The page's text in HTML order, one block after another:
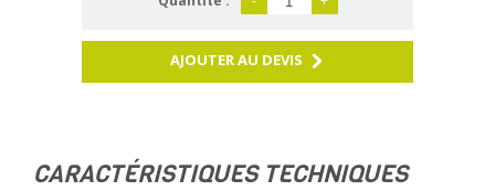
AJOUTER AU DEVIS
CARACTÉRISTIQUES TECHNIQUES